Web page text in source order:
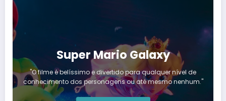
Super Mario Galaxy
"O filme é belíssimo e divertido para qualquer nível de
conhecimento dos personagens ou até mesmo nenhum."